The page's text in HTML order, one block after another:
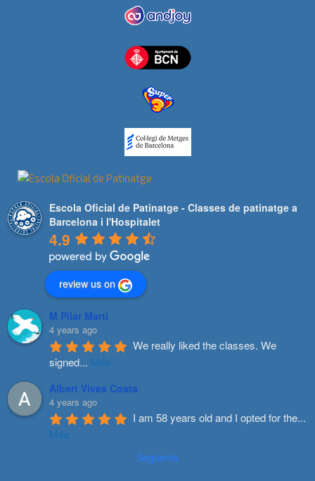
Escola Oficial de Patinatge - Classes de patinatge a
Barcelona i l'Hospitalet
4.9
review us on
M Pilar Marti
4 years ago
We really liked the classes. We
signed... Més
Albert Vives Costa
4 years ago
I am 58 years old and I opted for the...
Més
Següents